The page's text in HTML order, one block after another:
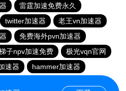
雷霆加速免费永久
twitter加速器
老王vn加速器
免费海外pvn加速器
子npv加速免费
极光vqn官网
速器
hammer加速器